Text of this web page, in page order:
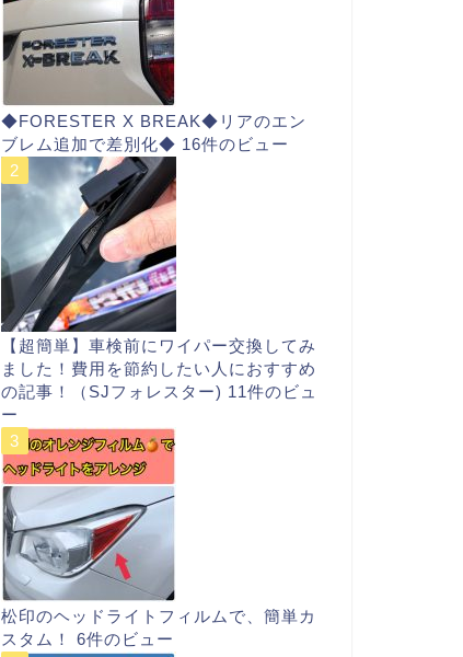
◆FORESTER X BREAK◆リアのエン
ブレム追加で差別化◆ 16件のビュー
【超簡単】車検前にワイパー交換してみ
ました！費用を節約したい人におすすめ
の記事！（SJフォレスター) 11件のビュ
ー
松印のヘッドライトフィルムで、簡単カ
スタム！ 6件のビュー